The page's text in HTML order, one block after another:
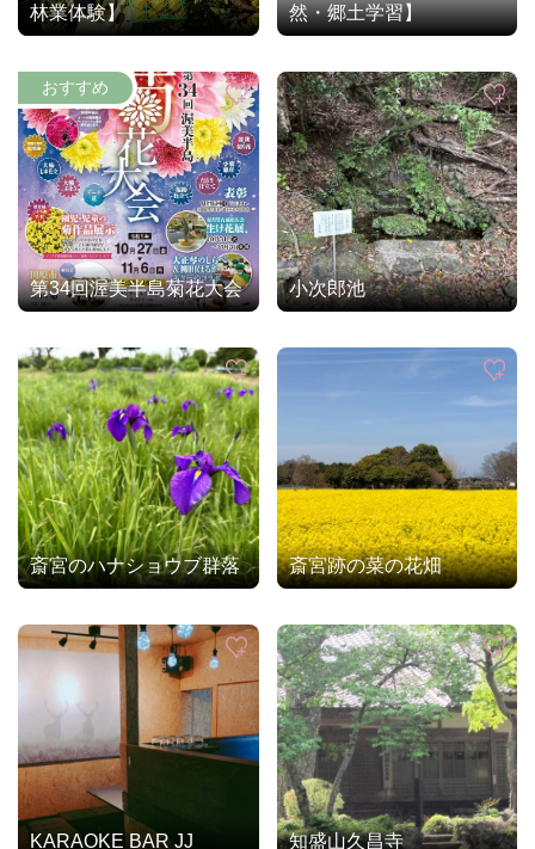
林業体験】
然・郷土学習】
第34回渥美半島菊花大会 小次郎池
斎宮のハナショウブ群落 斎宮跡の菜の花畑
KARAOKE BAR JJ 知盛山久昌寺